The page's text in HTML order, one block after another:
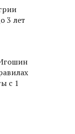
3 лет
с 1